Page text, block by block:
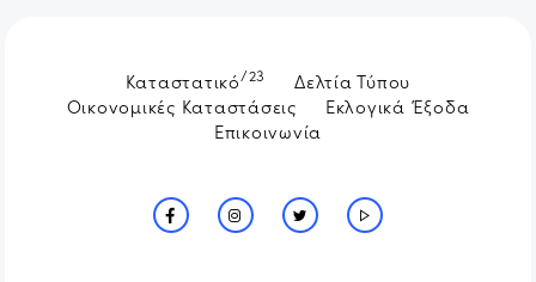
Καταστατικό/23
Δελτία Τύπου
Οικονομικές Καταστάσεις
Εκλογικά Έξοδα
Επικοινωνία